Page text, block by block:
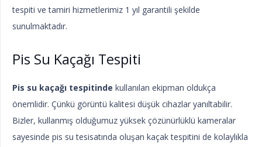
tespiti ve tamiri hizmetlerimiz 1 yıl garantili şekilde
sunulmaktadır.
Pis Su Kaçağı Tespiti
Pis su kaçağı tespitinde kullanılan ekipman oldukça
önemlidir. Çünkü görüntü kalitesi düşük cihazlar yanıltabilir.
Bizler, kullanmış olduğumuz yüksek çözünürlüklü kameralar
sayesinde pis su tesisatında oluşan kaçak tespitini de kolaylıkla